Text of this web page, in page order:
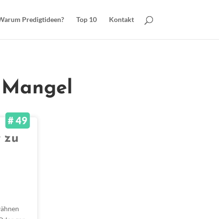
Predigtideen? Top 10 Kontakt
# 49
zu